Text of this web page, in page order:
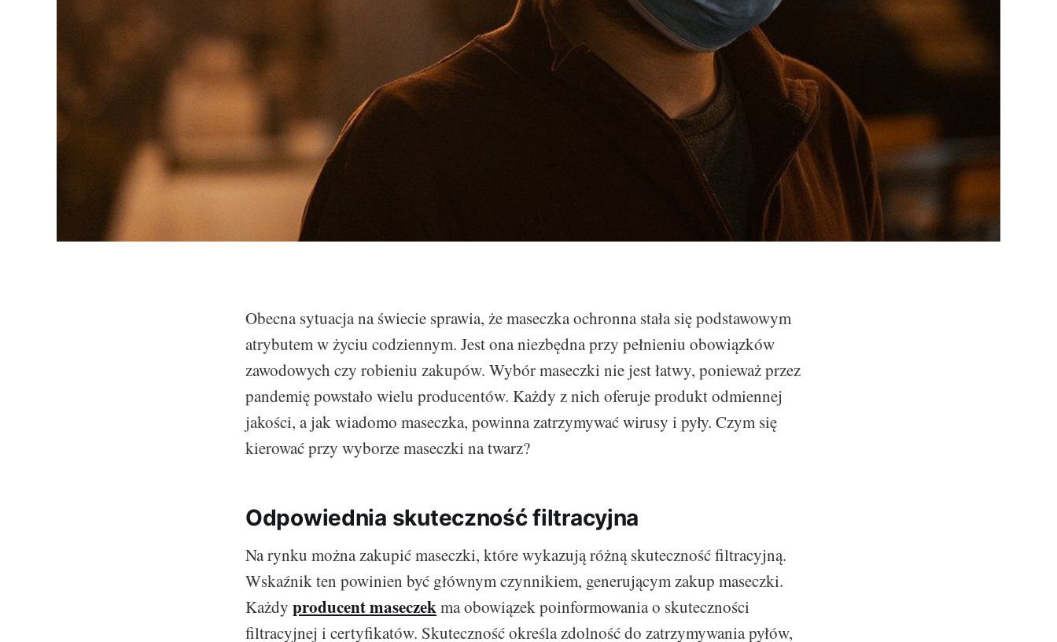
Obecna sytuacja na świecie sprawia, że maseczka ochronna stała się podstawowym
atrybutem w życiu codziennym. Jest ona niezbędna przy pełnieniu obowiązków
zawodowych czy robieniu zakupów. Wybór maseczki nie jest łatwy, ponieważ przez
pandemię powstało wielu producentów. Każdy z nich oferuje produkt odmiennej
jakości, a jak wiadomo maseczka, powinna zatrzymywać wirusy i pyły. Czym się
kierować przy wyborze maseczki na twarz?
Odpowiednia skuteczność filtracyjna
Na rynku można zakupić maseczki, które wykazują różną skuteczność filtracyjną.
Wskaźnik ten powinien być głównym czynnikiem, generującym zakup maseczki.
Każdy producent maseczekma obowiązek poinformowania o skuteczności
filtracyjnej i certyfikatów. Skuteczność określa zdolność do zatrzymywania pyłów,